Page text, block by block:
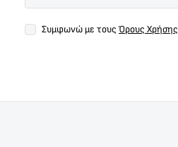
Συμφωνώ με τους Όρους Χρήσης